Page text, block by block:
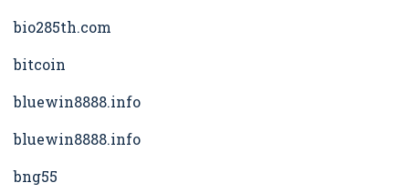
bio285th.com
bitcoin
bluewin8888.info
bluewin8888.info
bng55